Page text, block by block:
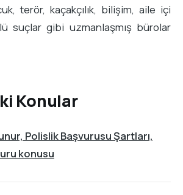
terör, kaçakçılık, bilişim, aile içi
suçlar gibi uzmanlaşmış bürolar
Konular
Polislik Başvurusu Şartları,
konusu